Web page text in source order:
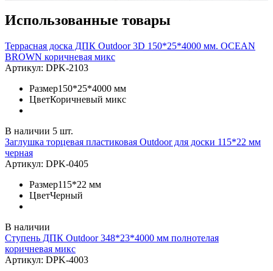
Использованные товары
Террасная доска ДПК Outdoor 3D 150*25*4000 мм. OCEAN
BROWN коричневая микс
Артикул: DPK-2103
Размер150*25*4000 мм
ЦветКоричневый микс
В наличии 5 шт.
Заглушка торцевая пластиковая Outdoor для доски 115*22 мм
черная
Артикул: DPK-0405
Размер115*22 мм
ЦветЧерный
В наличии
Ступень ДПК Outdoor 348*23*4000 мм полнотелая
коричневая микс
Артикул: DPK-4003